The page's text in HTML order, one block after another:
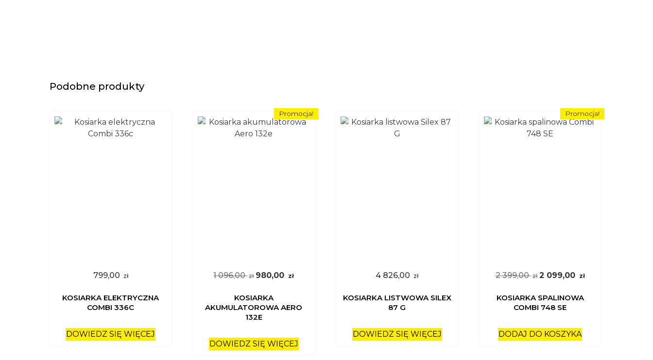
Podobne produkty
799,00 zł
KOSIARKA ELEKTRYCZNA
COMBI 336C
DOWIEDZ SIĘ WIĘCEJ
Promocja!
1 096,00 zł 980,00 zł
KOSIARKA
AKUMULATOROWA AERO
132E
DOWIEDZ SIĘ WIĘCEJ
4 826,00 zł
KOSIARKA LISTWOWA SILEX
87 G
DOWIEDZ SIĘ WIĘCEJ
Promocja!
2 399,00 zł 2 099,00 zł
KOSIARKA SPALINOWA
COMBI 748 SE
DODAJ DO KOSZYKA